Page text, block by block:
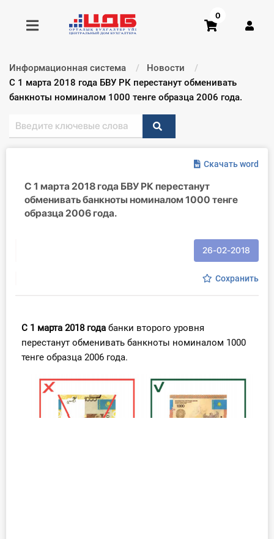
Получить консультацию
Главная ИС
Консультации
Справочник бухгалтера
Участник ВЭД
Практика ИП
0
Информационная система
Новости
Текущий:
С 1 марта 2018 года БВУ РК перестанут обменивать
банкноты номиналом 1000 тенге образца 2006 года.
Скачать word
С 1 марта 2018 года БВУ РК перестанут
обменивать банкноты номиналом 1000 тенге
образца 2006 года.
26-02-2018
Сохранить
С 1 марта 2018 года банки второго уровня
перестанут обменивать банкноты номиналом 1000
тенге образца 2006 года.